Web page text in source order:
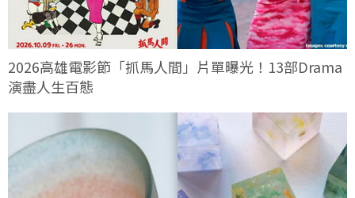
2026高雄電影節「抓馬人間」片單曝光！13部Drama
演盡人生百態